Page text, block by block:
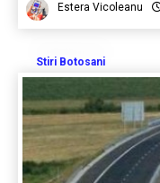
Estera Vicoleanu
Stiri Botosani